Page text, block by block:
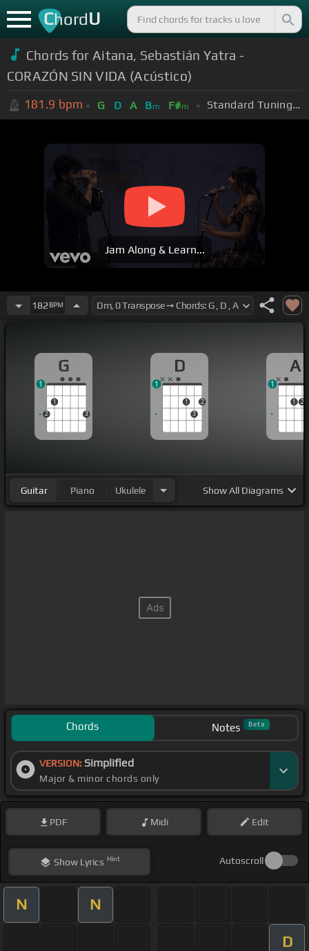
ChordU
Chords for Aitana, Sebastián Yatra -
CORAZÓN SIN VIDA (Acústico)
181.9 bpm G D A Bm F#m Standard Tuning (EADGBE)
Jam Along & Learn...
182 BPM
G
2
1
3
1
D
1
3
2
1
A
1 2
1
Guitar Piano Ukulele ShowAll Diagrams
Chords Notes Beta
VERSION: Simplified
Major & minor chords only
PDF Midi Edit
ShowLyrics Hint Autoscroll
N N
D